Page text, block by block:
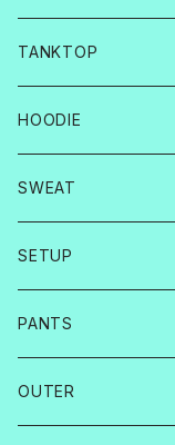
TANKTOP
HOODIE
SWEAT
SETUP
PANTS
OUTER